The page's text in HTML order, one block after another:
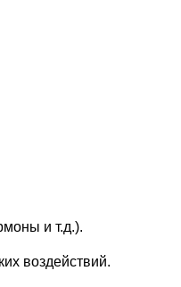
и т.д.).
воздействий.